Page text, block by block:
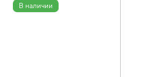
В наличии